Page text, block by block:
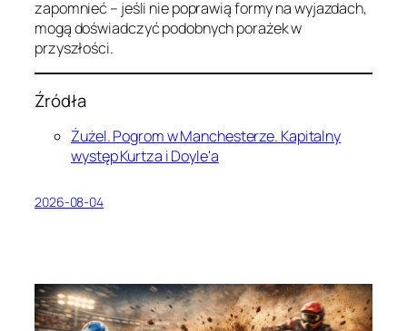
zapomnieć – jeśli nie poprawią formy na wyjazdach,
mogą doświadczyć podobnych porażek w
przyszłości.
Źródła
Żużel. Pogrom w Manchesterze. Kapitalny
występ Kurtza i Doyle'a
2026-08-04